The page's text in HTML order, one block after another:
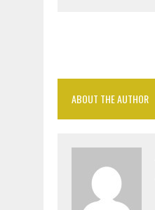
ABOUT THE AUTHOR